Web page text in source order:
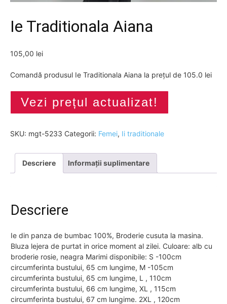
Ie Traditionala Aiana
105,00 lei
Comandă produsul Ie Traditionala Aiana la prețul de 105.0 lei
Vezi prețul actualizat!
SKU: mgt-5233 Categorii: Femei, Ii traditionale
Descriere Informații suplimentare
Descriere
Ie din panza de bumbac 100%, Broderie cusuta la masina.
Bluza lejera de purtat in orice moment al zilei. Culoare: alb cu
broderie rosie, neagra Marimi disponibile: S -100cm
circumferinta bustului, 65 cm lungime, M -105cm
circumferinta bustului, 65 cm lungime, L , 110cm
circumferinta bustului, 66 cm lungime, XL , 115cm
circumferinta bustului, 67 cm lungime. 2XL , 120cm